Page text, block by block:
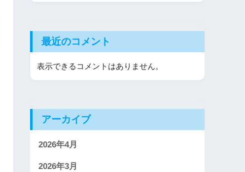
最近のコメント
表示できるコメントはありません。
アーカイブ
2026年4月
2026年3月